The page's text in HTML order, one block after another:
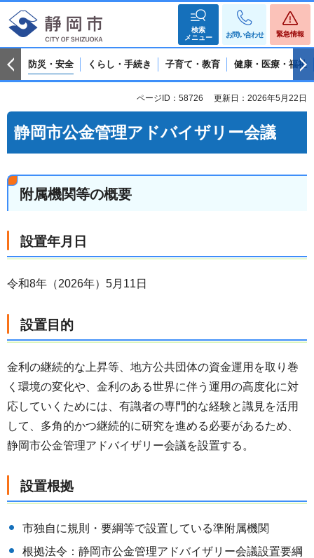
検索
メニュー
お問い合わせ 緊急情報
防災・安全 くらし・手続き 子育て・教育 健康・医療・福祉
ページID：58726 更新日：2026年5月22日
静岡市公金管理アドバイザリー会議
附属機関等の概要
設置年月日
令和8年（2026年）5月11日
設置目的
金利の継続的な上昇等、地方公共団体の資金運用を取り巻
く環境の変化や、金利のある世界に伴う運用の高度化に対
応していくためには、有識者の専門的な経験と識見を活用
して、多角的かつ継続的に研究を進める必要があるため、
静岡市公金管理アドバイザリー会議を設置する。
設置根拠
市独自に規則・要綱等で設置している準附属機関
根拠法令：静岡市公金管理アドバイザリー会議設置要綱